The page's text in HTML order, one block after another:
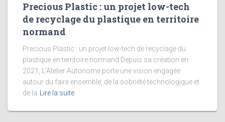
Precious Plastic : un projet low-tech
de recyclage du plastique en territoire
normand
Precious Plastic : un projet low-tech de recyclage du
plastique en territoire normand Depuis sa création en
2021, L’Atelier Autonome porte une vision engagée
autour du faire ensemble, de la sobriété technologique et
de la
Lire la suite